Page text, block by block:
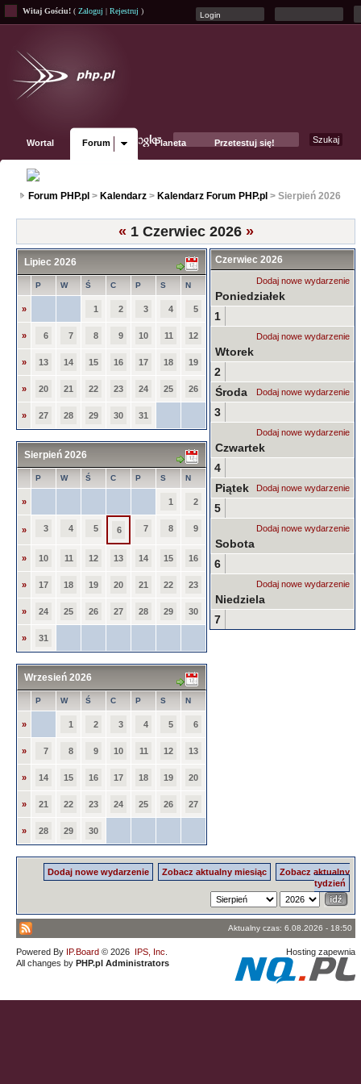
Witaj Gościu! ( Zaloguj | Rejestruj )
Wortal Forum Planeta Przetestuj się!
Forum PHP.pl > Kalendarz > Kalendarz Forum PHP.pl > Sierpień 2026
« 1 Czerwiec 2026 »
Lipiec 2026
P W Ś C P S N
» 1 2 3 4 5
» 6 7 8 9 10 11 12
» 13 14 15 16 17 18 19
» 20 21 22 23 24 25 26
» 27 28 29 30 31
Sierpień 2026
P W Ś C P S N
» 1 2
» 3 4 5 6 7 8 9
» 10 11 12 13 14 15 16
» 17 18 19 20 21 22 23
» 24 25 26 27 28 29 30
» 31
Wrzesień 2026
P W Ś C P S N
» 1 2 3 4 5 6
» 7 8 9 10 11 12 13
» 14 15 16 17 18 19 20
» 21 22 23 24 25 26 27
» 28 29 30
Czerwiec 2026
Dodaj nowe wydarzenie
Poniedziałek
1
Dodaj nowe wydarzenie
Wtorek
2
Dodaj nowe wydarzenie
Środa
3
Dodaj nowe wydarzenie
Czwartek
4
Dodaj nowe wydarzenie
Piątek
5
Dodaj nowe wydarzenie
Sobota
6
Dodaj nowe wydarzenie
Niedziela
7
Dodaj nowe wydarzenie Zobacz aktualny miesiąc
Zobacz aktualny
tydzień
Aktualny czas: 6.08.2026 - 18:50
Powered By IP.Board © 2026 IPS, Inc
All changes by PHP.pl Administrators
Hosting zapewnia